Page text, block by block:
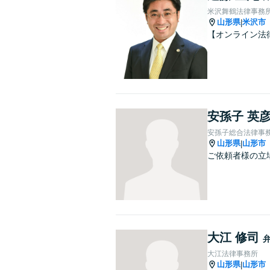
米沢舞鶴法律事務
山形県|米沢市
【オンライン
安孫子 英
安孫子総合法律事
山形県|山形市
ご依頼者様の
大江 修司
大江法律事務所
山形県|山形市